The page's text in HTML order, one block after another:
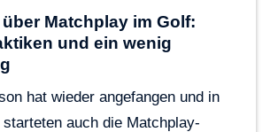
Matchplay im Golf:
und ein wenig
hat wieder angefangen und in
auch die Matchplay-